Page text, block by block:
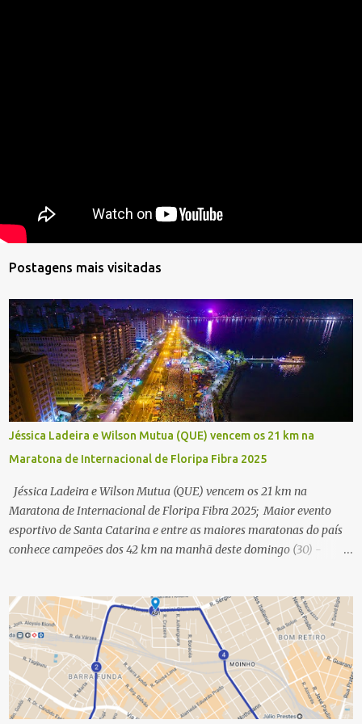
Postagens mais visitadas
Jéssica Ladeira e Wilson Mutua (QUE) vencem os 21 km na
Maratona de Internacional de Floripa Fibra 2025
Jéssica Ladeira e Wilson Mutua (QUE) vencem os 21 km na
Maratona de Internacional de Floripa Fibra 2025; Maior evento
esportivo de Santa Catarina e entre as maiores maratonas do país
conhece campeões dos 42 km na manhã deste domingo (30) -
Floripa Fibra 2025. Na manhã deste sábado (30) foram conhecidos
os campeões dos 21 km do maior evento esportivo de Santa
Catarina. A mineira Jessica Ladeira e o queniano Wilson Mutua
foram os vencedores da meia maratona, ambos com a quebra de
recorde da prova. Neste domingo (31) será a vez da prova principal,
os 42,195 km da maratona, além da corrida de 5 KM. As largadas,